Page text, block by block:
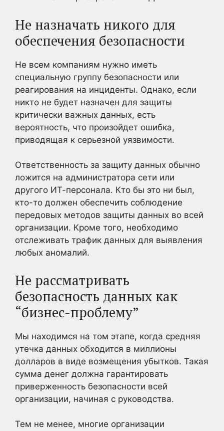
Не назначать никого для
обеспечения безопасности
Не всем компаниям нужно иметь
специальную группу безопасности или
реагирования на инциденты. Однако, если
никто не будет назначен для защиты
критически важных данных, есть
вероятность, что произойдет ошибка,
приводящая к серьезной уязвимости.
Ответственность за защиту данных обычно
ложится на администратора сети или
другого ИТ-персонала. Кто бы это ни был,
кто-то должен обеспечить соблюдение
передовых методов защиты данных во всей
организации. Кроме того, необходимо
отслеживать трафик данных для выявления
любых аномалий.
Не рассматривать
безопасность данных как
“бизнес-проблему”
Мы находимся на том этапе, когда средняя
утечка данных обходится в миллионы
долларов в виде возмещения убытков. Такая
сумма денег должна гарантировать
приверженность безопасности всей
организации, начиная с руководства.
Тем не менее, многие организации